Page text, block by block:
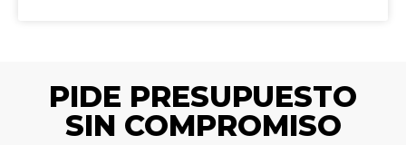
PIDE PRESUPUESTO
SIN COMPROMISO